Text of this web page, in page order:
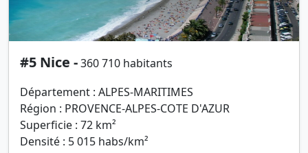
#5 Nice -360 710 habitants
Département : ALPES-MARITIMES
Région : PROVENCE-ALPES-COTE D'AZUR
Superficie : 72 km²
Densité : 5 015 habs/km²